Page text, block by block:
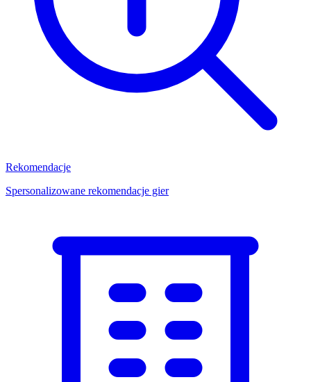
Rekomendacje
Spersonalizowane rekomendacje gier